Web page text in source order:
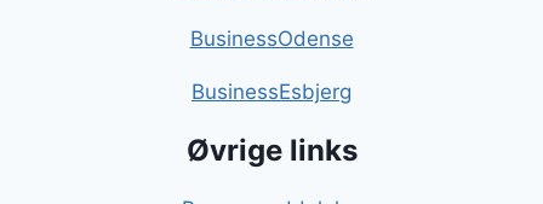
BusinessOdense
BusinessEsbjerg
Øvrige links